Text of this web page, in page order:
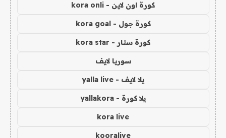
كورة اون لاين - kora onli
كورة جول - kora goal
كورة ستار - kora star
سوريا لايف
يلا لايف - yalla live
يلا كورة - yallakora
kora live
kooralive